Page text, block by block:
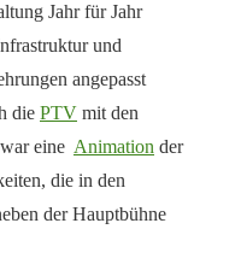
Jahr für Jahr
und
angepasst
die PTV mit den
eine Animation der
die in den
der Hauptbühne